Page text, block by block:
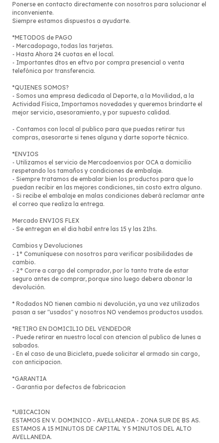
Ponerse en contacto directamente con nosotros para solucionar el
inconveniente.
Siempre estamos dispuestos a ayudarte.
*METODOS de PAGO
- Mercadopago, todas las tarjetas.
- Hasta Ahora 24 cuotas en el local.
- Importantes dtos en eftvo por compra presencial o venta
telefónica por transferencia.
*QUIENES SOMOS?
- Somos una empresa dedicada al Deporte, a la Movilidad, a la
Actividad Física, Importamos novedades y queremos brindarte el
mejor servicio, asesoramiento, y por supuesto calidad.
- Contamos con local al publico para que puedas retirar tus
compras, asesorarte si tenes alguna y darte soporte técnico.
*ENVIOS
- Utilizamos el servicio de Mercadoenvios por OCA a domicilio
respetando los tamaños y condiciones de embalaje.
- Siempre tratamos de embalar bien los productos para que lo
puedan recibir en las mejores condiciones, sin costo extra alguno.
- Si recibe el embalaje en malas condiciones deberá reclamar ante
el correo que realiza la entrega.
Mercado ENVIOS FLEX
- Se entregan en el dia habil entre las 15 y las 21hs.
Cambios y Devoluciones
- 1° Comuníquese con nosotros para verificar posibilidades de
cambio.
- 2° Corre a cargo del comprador, por lo tanto trate de estar
seguro antes de comprar, porque sino luego debera abonar la
devolución.
* Rodados NO tienen cambio ni devolución, ya una vez utilizados
pasan a ser "usados" y nosotros NO vendemos productos usados.
*RETIRO EN DOMICILIO DEL VENDEDOR
- Puede retirar en nuestro local con atencion al publico de lunes a
sabados.
- En el caso de una Bicicleta, puede solicitar el armado sin cargo,
con anticipacion.
*GARANTIA
- Garantia por defectos de fabricacion
*UBICACION
ESTAMOS EN V. DOMINICO - AVELLANEDA - ZONA SUR DE BS AS.
ESTAMOS A 15 MINUTOS DE CAPITAL Y 5 MINUTOS DEL ALTO
AVELLANEDA.